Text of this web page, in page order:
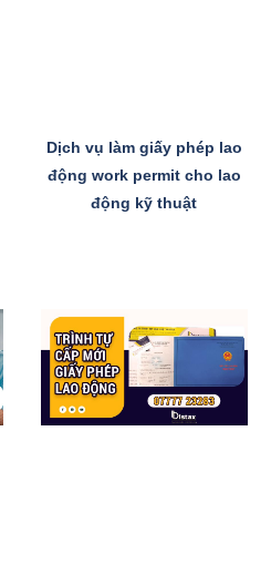
Dịch vụ làm giấy phép lao
động work permit cho lao
động kỹ thuật